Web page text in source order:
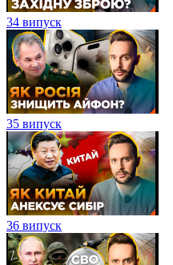
34 випуск
35 випуск
36 випуск